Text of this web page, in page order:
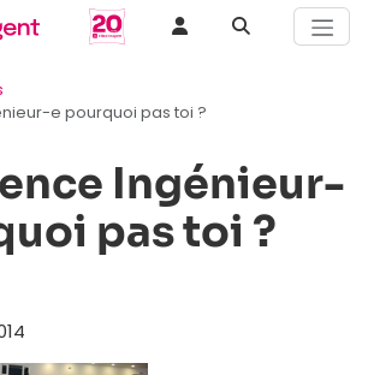
e pourquoi pas toi ?
Ingénieur-
pas toi ?